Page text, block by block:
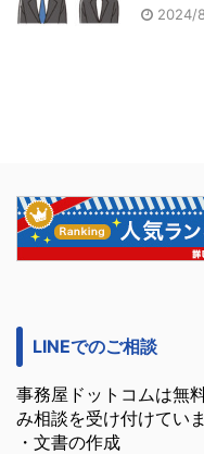
2024/
LINEでのご相談
事務屋ドットコムは無
み相談を受け付けていま
・文書の作成